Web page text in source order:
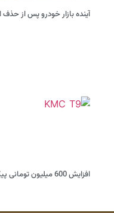
آینده بازار خودرو پس از حذف
افزایش 600 میلیون تومانی پیکاپ KMC T9 کرمان موتور اعلام شد